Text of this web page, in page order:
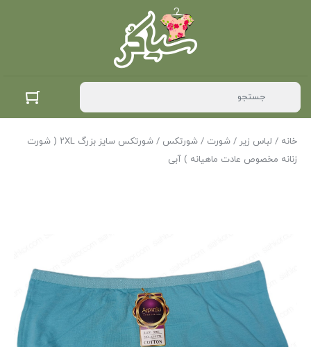
خانه / لباس زیر / شورت / شورتکس
/ شورتکس سایز بزرگ ۲XL ( شورت
زنانه مخصوص عادت ماهیانه ) آبی